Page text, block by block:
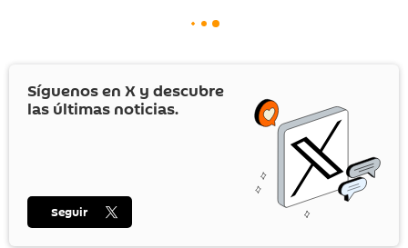
Síguenos en X y descubre
las últimas noticias.
Seguir